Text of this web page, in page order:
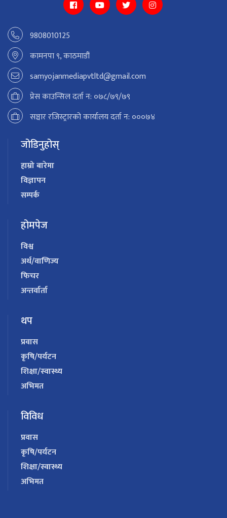
9808010125
कामनपा ९, काठमाडौं
samyojanmediapvtltd@gmail.com
प्रेस काउन्सिल दर्ता न: ०७८/७९/७९
सञ्चार रजिस्ट्रारको कार्यालय दर्ता न: ०००७४
जोडिनुहोस्
हाम्रो बारेमा
विज्ञापन
सम्पर्क
होमपेज
विश्व
अर्थ/वाणिज्य
फिचर
अन्तर्वार्ता
थप
प्रवास
कृषि/पर्यटन
शिक्षा/स्वास्थ्य
अभिमत
विविध
प्रवास
कृषि/पर्यटन
शिक्षा/स्वास्थ्य
अभिमत